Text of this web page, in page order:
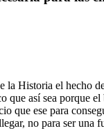
Historia el hecho
que así sea porque
que ese para
no para ser una